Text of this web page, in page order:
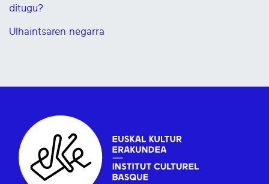
ditugu?
Ulhaintsaren negarra